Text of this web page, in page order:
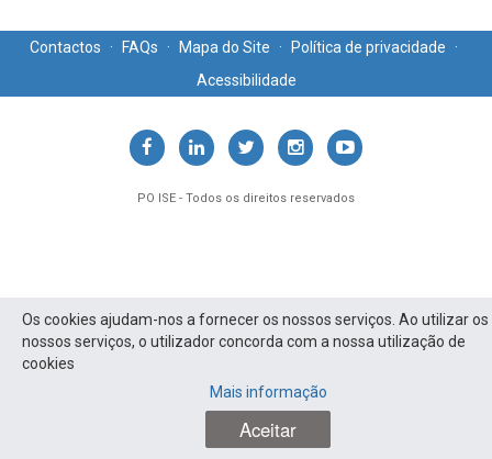
Os cookies ajudam-nos a fornecer os nossos serviços. Ao utilizar os
nossos serviços, o utilizador concorda com a nossa utilização de
cookies
Mais informação
Aceitar
Contactos · FAQs · Mapa do Site · Política de privacidade
·
Acessibilidade
PO ISE - Todos os direitos reservados